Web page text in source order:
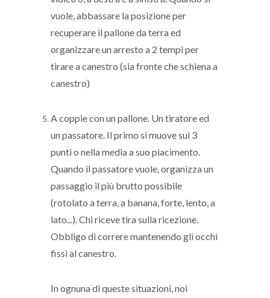
vuole, abbassare la posizione per
recuperare il pallone da terra ed
organizzare un arresto a 2 tempi per
tirare a canestro (sia fronte che schiena a
canestro)
A coppie con un pallone. Un tiratore ed
un passatore. Il primo si muove sui 3
punti o nella media a suo piacimento.
Quando il passatore vuole, organizza un
passaggio il più brutto possibile
(rotolato a terra, a banana, forte, lento, a
lato...). Chi riceve tira sulla ricezione.
Obbligo di correre mantenendo gli occhi
fissi al canestro.
In ognuna di queste situazioni, noi